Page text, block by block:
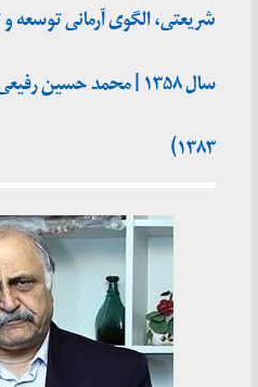
شريعتی، الگوی ‌آرمانی
سال ۱۳۵۸ | محمد حسین
۱۳۸۳)